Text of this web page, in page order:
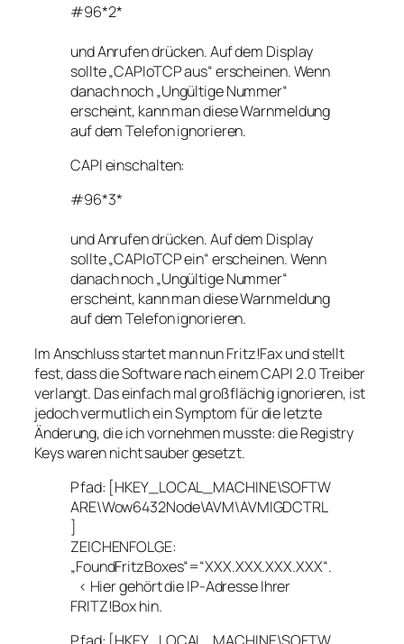
#96*2*
und Anrufen drücken. Auf dem Display
sollte „CAPIoTCP aus“ erscheinen. Wenn
danach noch „Ungültige Nummer“
erscheint, kann man diese Warnmeldung
auf dem Telefon ignorieren.
CAPI einschalten:
#96*3*
und Anrufen drücken. Auf dem Display
sollte „CAPIoTCP ein“ erscheinen. Wenn
danach noch „Ungültige Nummer“
erscheint, kann man diese Warnmeldung
auf dem Telefon ignorieren.
Im Anschluss startet man nun Fritz!Fax und stellt
fest, dass die Software nach einem CAPI 2.0 Treiber
verlangt. Das einfach mal großflächig ignorieren, ist
jedoch vermutlich ein Symptom für die letzte
Änderung, die ich vornehmen musste: die Registry
Keys waren nicht sauber gesetzt.
Pfad: [HKEY_LOCAL_MACHINE\SOFTW
ARE\Wow6432Node\AVM\AVMIGDCTRL
]
ZEICHENFOLGE:
„FoundFritzBoxes“=“XXX.XXX.XXX.XXX“.
< Hier gehört die IP-Adresse Ihrer
FRITZ!Box hin.